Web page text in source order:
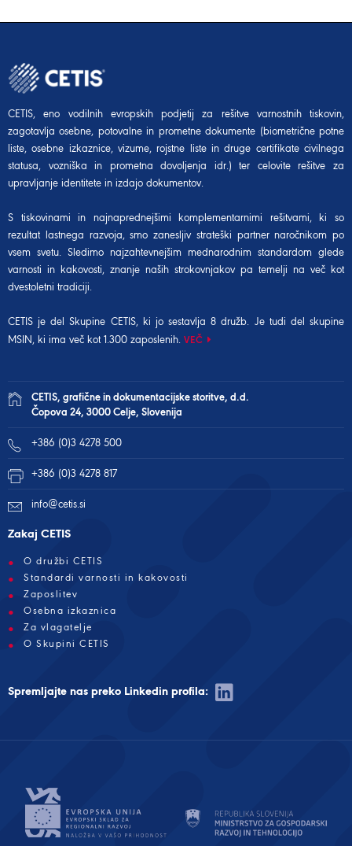
CETIS, eno vodilnih evropskih podjetij za rešitve varnostnih tiskovin,
zagotavlja osebne, potovalne in prometne dokumente (biometrične potne
liste, osebne izkaznice, vizume, rojstne liste in druge certifikate civilnega
statusa, vozniška in prometna dovoljenja idr.) ter celovite rešitve za
upravljanje identitete in izdajo dokumentov.
S tiskovinami in najnaprednejšimi komplementarnimi rešitvami, ki so
rezultat lastnega razvoja, smo zanesljiv strateški partner naročnikom po
vsem svetu. Sledimo najzahtevnejšim mednarodnim standardom glede
varnosti in kakovosti, znanje naših strokovnjakov pa temelji na več kot
dvestoletni tradiciji.
CETIS je del Skupine CETIS, ki jo sestavlja 8 družb. Je tudi del skupine
MSIN, ki ima več kot 1.300 zaposlenih. VEČ
CETIS, grafične in dokumentacijske storitve, d.d.
Čopova 24, 3000 Celje, Slovenija
+386 (0)3 4278 500
+386 (0)3 4278 817
info@cetis.si
Zakaj CETIS
O družbi CETIS
Standardi varnosti in kakovosti
Zaposlitev
Osebna izkaznica
Za vlagatelje
O Skupini CETIS
Spremljajte nas preko Linkedin profila: